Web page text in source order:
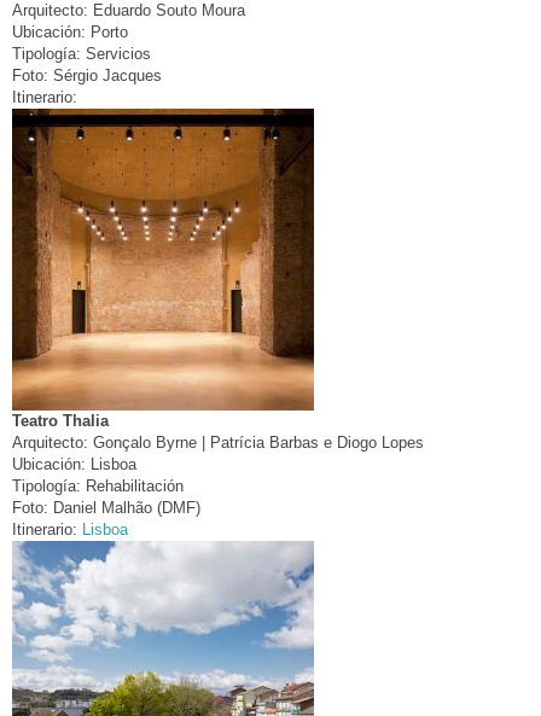
Arquitecto: Eduardo Souto Moura
Ubicación: Porto
Tipología: Servicios
Foto: Sérgio Jacques
Itinerario:
Teatro Thalia
Arquitecto: Gonçalo Byrne | Patrícia Barbas e Diogo Lopes
Ubicación: Lisboa
Tipología: Rehabilitación
Foto: Daniel Malhão (DMF)
Itinerario: Lisboa